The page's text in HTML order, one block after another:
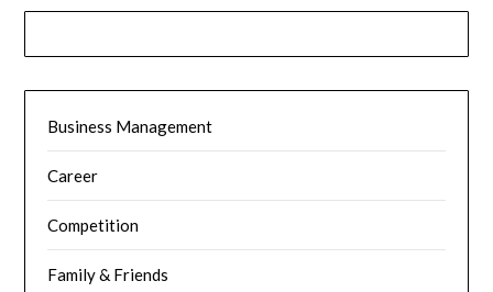
Business Management
Career
Competition
Family & Friends